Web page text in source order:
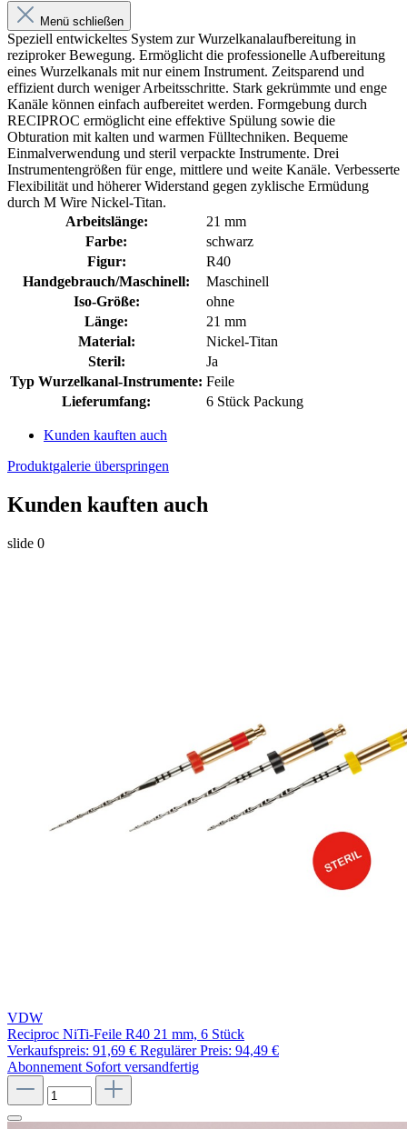
Menü schließen
Speziell entwickeltes System zur Wurzelkanalaufbereitung in
reziproker Bewegung. Ermöglicht die professionelle Aufbereitung
eines Wurzelkanals mit nur einem Instrument. Zeitsparend und
effizient durch weniger Arbeitsschritte. Stark gekrümmte und enge
Kanäle können einfach aufbereitet werden. Formgebung durch
RECIPROC ermöglicht eine effektive Spülung sowie die
Obturation mit kalten und warmen Fülltechniken. Bequeme
Einmalverwendung und steril verpackte Instrumente. Drei
Instrumentengrößen für enge, mittlere und weite Kanäle. Verbesserte
Flexibilität und höherer Widerstand gegen zyklische Ermüdung
durch M Wire Nickel-Titan.
Arbeitslänge:
21 mm
Farbe:
schwarz
Figur:
R40
Handgebrauch/Maschinell:
Maschinell
Iso-Größe:
ohne
Länge:
21 mm
Material:
Nickel-Titan
Steril:
Ja
Typ Wurzelkanal-Instrumente: Feile
Lieferumfang:
6 Stück Packung
Kunden kauften auch
Produktgalerie überspringen
Kunden kauften auch
slide 0
VDW
Reciproc NiTi-Feile R40 21 mm, 6 Stück
Verkaufspreis: 91,69 € Regulärer Preis: 94,49 €
Abonnement Sofort versandfertig